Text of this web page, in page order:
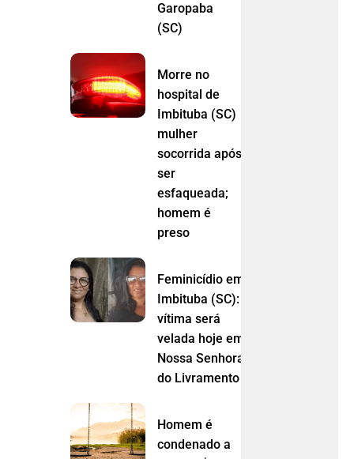
Garopaba
(SC)
Morre no
hospital de
Imbituba (SC)
mulher
socorrida após
ser
esfaqueada;
homem é
preso
Feminicídio em
Imbituba (SC):
vítima será
velada hoje em
Nossa Senhora
do Livramento (MT)
Homem é
condenado a